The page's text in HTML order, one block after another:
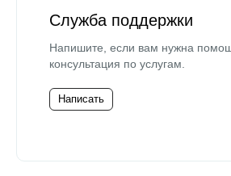
Служба поддержки
Напишите, если вам нужна
консультация по услугам.
Написать